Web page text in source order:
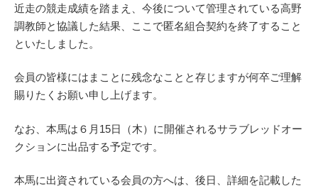
近走の競走成績を踏まえ、今後について管理されている高野
調教師と協議した結果、ここで匿名組合契約を終了すること
といたしました。
会員の皆様にはまことに残念なことと存じますが何卒ご理解
賜りたくお願い申し上げます。
なお、本馬は６月15日（木）に開催されるサラブレッドオー
クションに出品する予定です。
本馬に出資されている会員の方へは、後日、詳細を記載した